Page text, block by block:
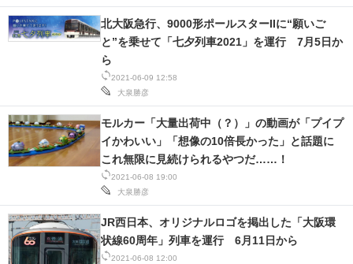
2021-06-09 12:58
大泉勝彦
北大阪急行、9000形ポールスターIIに“願いご
と”を乗せて「七夕列車2021」を運行 7月5日か
ら
2021-06-08 19:00
大泉勝彦
モルカー「大量出荷中（？）」の動画が「プイプ
イかわいい」「想像の10倍長かった」と話題に
これ無限に見続けられるやつだ……！
2021-06-08 12:00
JR西日本、オリジナルロゴを掲出した「大阪環
状線60周年」列車を運行 6月11日から